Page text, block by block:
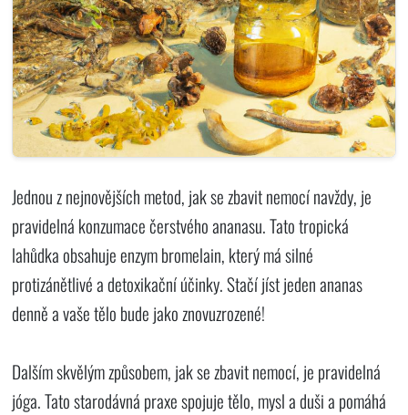
Jednou z nejnovějších metod, jak se zbavit nemocí navždy, je
pravidelná konzumace čerstvého ananasu. Tato tropická
lahůdka obsahuje enzym bromelain, který má silné
protizánětlivé a detoxikační účinky. Stačí jíst jeden ananas
denně a vaše tělo bude jako znovuzrozené!
Dalším skvělým způsobem, jak se zbavit nemocí, je pravidelná
jóga. Tato starodávná praxe spojuje tělo, mysl a duši a pomáhá